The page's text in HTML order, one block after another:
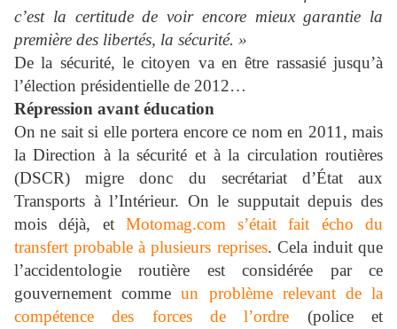
c’est la certitude de voir encore mieux garantie la
première des libertés, la sécurité. »
De la sécurité, le citoyen va en être rassasié jusqu’à
l’élection présidentielle de 2012…
Répression avant éducation
On ne sait si elle portera encore ce nom en 2011, mais
la Direction à la sécurité et à la circulation routières
(DSCR) migre donc du secrétariat d’État aux
Transports à l’Intérieur. On le supputait depuis des
mois déjà, et Motomag.com s’était fait écho du
transfert probable à plusieurs reprises. Cela induit que
l’accidentologie routière est considérée par ce
gouvernement commeun problème relevant de la
compétence des forces de l’ordre (police et